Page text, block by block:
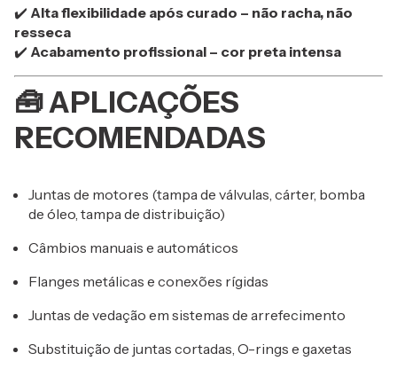
✔️ Alta flexibilidade após curado – não racha, não
resseca
✔️ Acabamento profissional – cor preta intensa
🧰APLICAÇÕES
RECOMENDADAS
Juntas de motores (tampa de válvulas, cárter, bomba
de óleo, tampa de distribuição)
Câmbios manuais e automáticos
Flanges metálicas e conexões rígidas
Juntas de vedação em sistemas de arrefecimento
Substituição de juntas cortadas, O-rings e gaxetas